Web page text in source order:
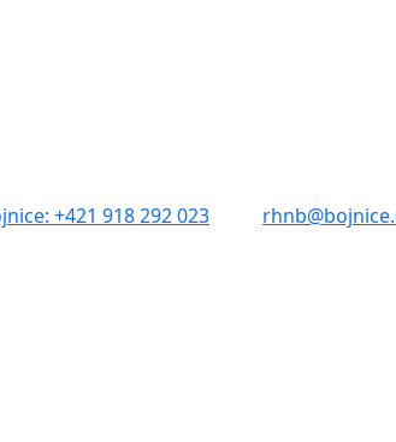
+421 918 292 023